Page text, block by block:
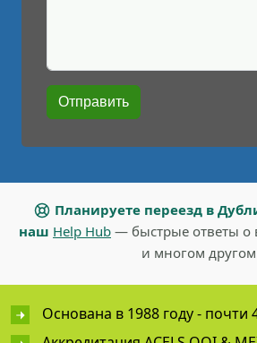
Планируете переезд в
наш Help Hub — быстрые ответы о
и многом
Основана в 1988 году - почти